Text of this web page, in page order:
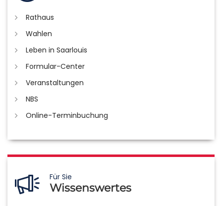
Rathaus
Wahlen
Leben in Saarlouis
Formular-Center
Veranstaltungen
NBS
Online-Terminbuchung
Für Sie
Wissenswertes